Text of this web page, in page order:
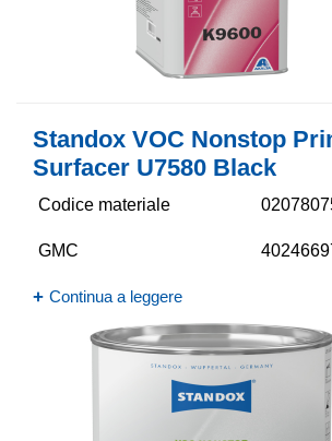
Standox VOC Nonstop
Surfacer U7580 Black
Codice materiale
GMC
Continua a leggere